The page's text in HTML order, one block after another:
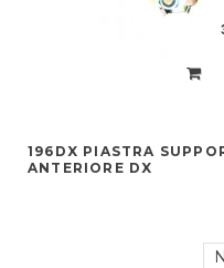
196DX PIASTRA
ANTERIORE DX